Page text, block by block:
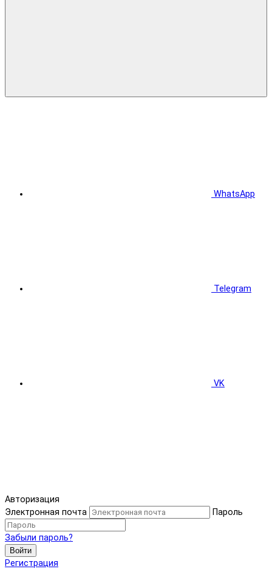
WhatsApp
Telegram
VK
Авторизация
Электронная почта
Пароль
Забыли пароль?
Войти
Регистрация